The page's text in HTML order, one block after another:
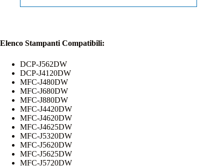
Elenco Stampanti Compatibili:
DCP-J562DW
DCP-J4120DW
MFC-J480DW
MFC-J680DW
MFC-J880DW
MFC-J4420DW
MFC-J4620DW
MFC-J4625DW
MFC-J5320DW
MFC-J5620DW
MFC-J5625DW
MFC-J5720DW